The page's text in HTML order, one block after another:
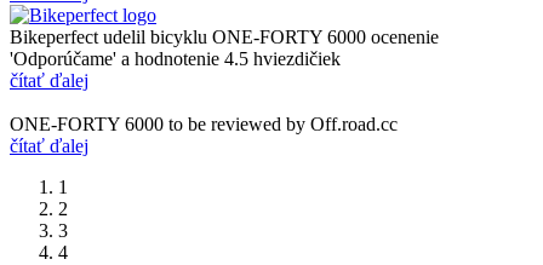
Bikeperfect udelil bicyklu ONE-FORTY 6000 ocenenie
'Odporúčame' a hodnotenie 4.5 hviezdičiek
čítať ďalej
ONE-FORTY 6000 to be reviewed by Off.road.cc
čítať ďalej
1
2
3
4